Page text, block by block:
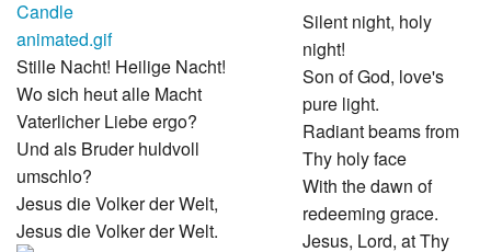
Stille Nacht! Heilige Nacht!
Wo sich heut alle Macht
Vaterlicher Liebe ergo?
Und als Bruder huldvoll
umschlo?
Jesus die Volker der Welt,
Jesus die Volker der Welt.
Silent night, holy
night!
Son of God, love's
pure light.
Radiant beams from
Thy holy face
With the dawn of
redeeming grace.
Jesus, Lord, at Thy